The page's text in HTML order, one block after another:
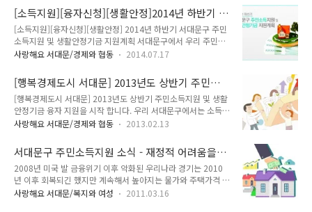
인사업자(법인사업자는 제외) 3천만원 이하 - 창 업 자 :..
까요! :: 서대문구 사업자금(창업자금), 학자금 융자 안내 ■ 신청
기간 : 2016. 9. 28.(수) ~ 2016. 10. 7.(금) ■ 신청장소 : 서대
문구청 5층 자치행정과 (방문접수) ■ 신청자격 : 신청일 현재 서
대문구에 1년 이상 계속 거주하고 있는 구민 ※ 신청 후 심사기
준에 적합해야 최종 융자대상자로 선정 ▶ 신청 제외 대상 - 이미
거나, 퇴폐행위를 유발하는 사업 - 노점상 등 거리질..
[소득지원][융자신청][생활안정]2014년 하반기 서
대문구 주민소득지원 및 생활안정기금 지원계획
[소득지원][융자신청][생활안정] 2014년 하반기 서대문구 주민
소득지원 및 생활안정기금 지원계획 서대문구에서 우리 주민들
을 위한 또 하나의 기쁜 소식을 들고왔어요! 2014 하반기 주민
지원 계획은요 자금난을 겪고 있는 구민의 소득증대 및 생활안정
을 도모하구요~ 지역경제 활성화에도 기여하고자 하는 계획이
예요!! 위에 설명드렸듯, 이번 지원 계획은 우리 서대문구 주민들
의 소득증대 및 생활안정을 위한 지원 계획입니다! 구체적 지원
자격 및 액수는 다음과 같아요 신청 자격 : 신청일 현재 서대문구
민은 신청이 불가능합니다- 새마을 소득지원금 수혜금 미상환
가구 투기 및 사행성 사업 운영..
사랑해요 서대문/경제와 협동 2014.07.17
[행복경제도시 서대문] 2013년도 상반기 주민소
득지원 및 생활안정기금 융자 지원을 시작 합니
다.
[행복경제도시 서대문] 2013년도 상반기 주민소득지원 및 생활
안정기금 융자 지원을 시작 합니다. 우리 서대문구에서는 소득자
금 지원으로 자립기반을 구축할 수 있는 가구나 자금난을 겪고
민소득지원 및 생활안정기금 융자 지원을 시작합니다. - 신청 기
간 : 2013년 3월 4일 ~ 3월 15일 - 신청 장소 : 서대문구청 자치
행정과(5층)에서 접수 - 신청 조건 : 서대문구에 1년 이상 계속
거주한 자로서 사업자금, 학자금, 재난복구비를 지원받고자 하는
자 - 신청 내용 : 융자금은 목적 외 일상생활비 등으로 사용할 수
사랑해요 서대문/경제와 협동 2013.02.13
서대문구 주민소득지원 소식 - 재정적 어려움을
겪고있다면 생활안정기금 융자 신청하세요
2008년 미국 발 금융위기 이후 악화된 우리나라 경기는 2010
년 이후 회복되긴 했지만 계속해서 높아지는 물가와 주택가격 상
승에 치솟는 기름 값까지, 아직도 재정적인 어려움을 겪는 분들
사랑해요 서대문/복지와 여성 2011.03.16